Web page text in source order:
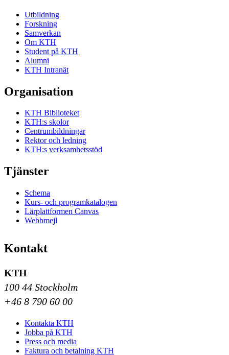
Utbildning
Forskning
Samverkan
Om KTH
Student på KTH
Alumni
KTH Intranät
Organisation
KTH Biblioteket
KTH:s skolor
Centrumbildningar
Rektor och ledning
KTH:s verksamhetsstöd
Tjänster
Schema
Kurs- och programkatalogen
Lärplattformen Canvas
Webbmejl
Kontakt
KTH
100 44 Stockholm
+46 8 790 60 00
Kontakta KTH
Jobba på KTH
Press och media
Faktura och betalning KTH